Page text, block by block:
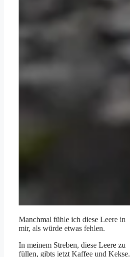
Manchmal fühle ich diese Leere in
mir, als würde etwas fehlen.
In meinem Streben, diese Leere zu
füllen, gibts jetzt Kaffee und Kekse.